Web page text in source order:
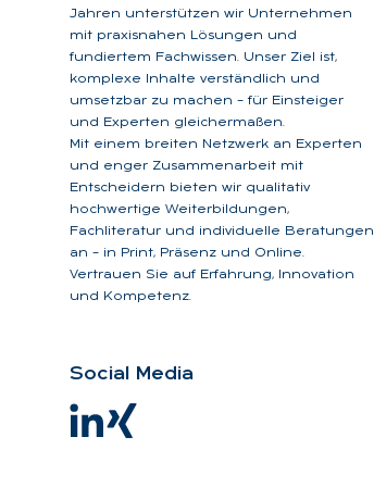
Jahren unterstützen wir Unternehmen
mit praxisnahen Lösungen und
fundiertem Fachwissen. Unser Ziel ist,
komplexe Inhalte verständlich und
umsetzbar zu machen – für Einsteiger
und Experten gleichermaßen.
Mit einem breiten Netzwerk an Experten
und enger Zusammenarbeit mit
Entscheidern bieten wir qualitativ
hochwertige Weiterbildungen,
Fachliteratur und individuelle Beratungen
an – in Print, Präsenz und Online.
Vertrauen Sie auf Erfahrung, Innovation
und Kompetenz.
So­ci­al Me­dia